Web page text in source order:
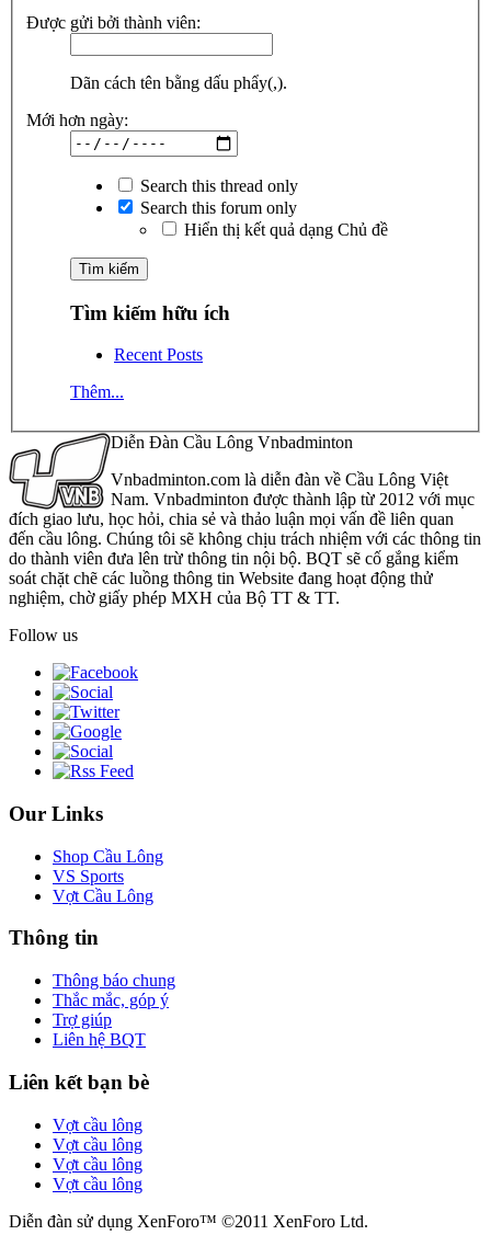
Được gửi bởi thành viên:
Dãn cách tên bằng dấu phẩy(,).
Mới hơn ngày:
Search this thread only
Search this forum only
Hiển thị kết quả dạng Chủ đề
Tìm kiếm hữu ích
Recent Posts
Thêm...
Diễn Đàn Cầu Lông Vnbadminton
Vnbadminton.com là diễn đàn về Cầu Lông Việt
Nam. Vnbadminton được thành lập từ 2012 với mục
đích giao lưu, học hỏi, chia sẻ và thảo luận mọi vấn đề liên quan
đến cầu lông. Chúng tôi sẽ không chịu trách nhiệm với các thông tin
do thành viên đưa lên trừ thông tin nội bộ. BQT sẽ cố gắng kiểm
soát chặt chẽ các luồng thông tin Website đang hoạt động thử
nghiệm, chờ giấy phép MXH của Bộ TT & TT.
Follow us
Our Links
Shop Cầu Lông
VS Sports
Vợt Cầu Lông
Thông tin
Thông báo chung
Thắc mắc, góp ý
Trợ giúp
Liên hệ BQT
Liên kết bạn bè
Vợt cầu lông
Vợt cầu lông
Vợt cầu lông
Vợt cầu lông
Diễn đàn sử dụng XenForo™ ©2011 XenForo Ltd.